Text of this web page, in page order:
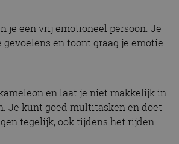
je een vrij emotioneel persoon. Je
gevoelens en toont graag je emotie.
en laat je niet makkelijk in
Je kunt goed multitasken en doet
tegelijk, ook tijdens het rijden.